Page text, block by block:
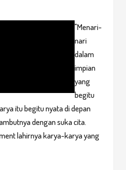
"Menari-
nari
dalam
impian
yang
begitu
itu begitu nyata di depan
dengan suka cita.
lahirnya karya-karya yang